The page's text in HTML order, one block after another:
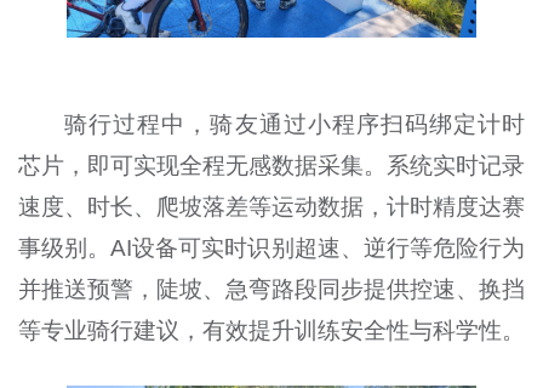
骑行过程中，骑友通过小程序扫码绑定计时
芯片，即可实现全程无感数据采集。系统实时记录
速度、时长、爬坡落差等运动数据，计时精度达赛
事级别。AI设备可实时识别超速、逆行等危险行为
并推送预警，陡坡、急弯路段同步提供控速、换挡
等专业骑行建议，有效提升训练安全性与科学性。